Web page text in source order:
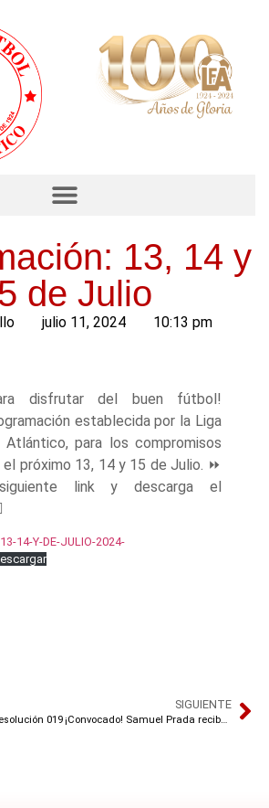
13, 14 y
de Julio
julio 11, 2024 10:13 pm
disfrutar del buen fútbol!
establecida por la Liga
para los compromisos
el próximo 13, 14 y 15 de Julio. ⏩️
link y descarga el
14-Y-DE-JULIO-2024-
019
SIGUIENTE
¡Convocado! Samuel Prada recibe llamado a Selección Colombia de Futsal